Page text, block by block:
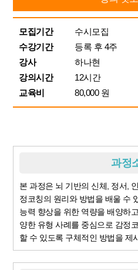
모집기간
수시모집
수강기간
등록 후 4주
강사
하나현
강의시간
12시간
교육비
80,000 원
과정
본 과정은 뇌 기반의 신체, 정서,
정코칭의 원리와 방법을 배울 수
능력 향상을 위한 역량을 배양하
양한 유형 사례를 중심으로 감정
할 수 있도록 구체적인 방법을 제